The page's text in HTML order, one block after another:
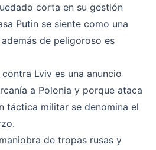
corta en su gestión
Putin se siente como una
de peligoroso es
Lviv es una anuncio
a Polonia y porque ataca
táctica militar se denomina el
de tropas rusas y